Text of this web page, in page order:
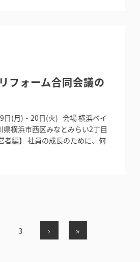
フォーム合同会議の
日(月)・20日(火) 会場 横浜ベイ
県横浜市西区みなとみらい2丁目
編】 社員の成長のために、何
3 › »